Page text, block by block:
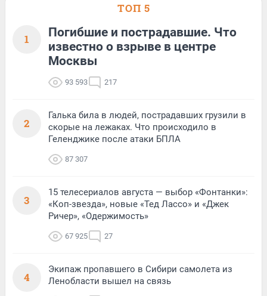
ТОП 5
1
Погибшие и пострадавшие. Что
известно о взрыве в центре
Москвы
93 593 217
2
Галька била в людей, пострадавших грузили в
скорые на лежаках. Что происходило в
Геленджике после атаки БПЛА
87 307
3
15 телесериалов августа — выбор «Фонтанки»:
«Коп-звезда», новые «Тед Лассо» и «Джек
Ричер», «Одержимость»
67 925 27
4
Экипаж пропавшего в Сибири самолета из
Ленобласти вышел на связь